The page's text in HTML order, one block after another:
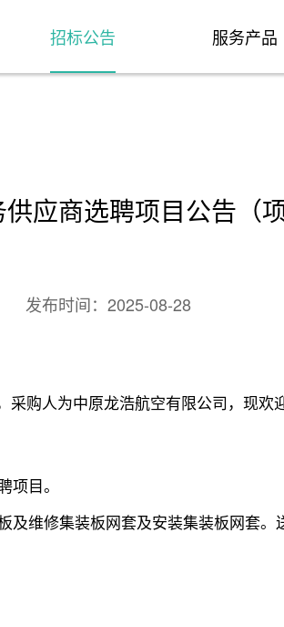
招标公告 服务产品
应商选聘项目公告（
发布时间： 2025-08-28
购人为中原龙浩航空有限公司，现欢
目。
维修集装板网套及安装集装板网套。